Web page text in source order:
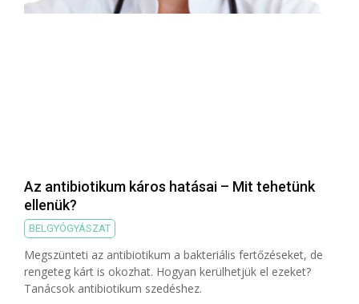
Az antibiotikum káros hatásai – Mit tehetünk
ellenük?
BELGYÓGYÁSZAT
Megszünteti az antibiotikum a bakteriális fertőzéseket, de
rengeteg kárt is okozhat. Hogyan kerülhetjük el ezeket?
Tanácsok antibiotikum szedéshez.